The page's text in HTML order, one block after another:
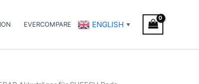
EVERCOMPARE ENGLISH ▼